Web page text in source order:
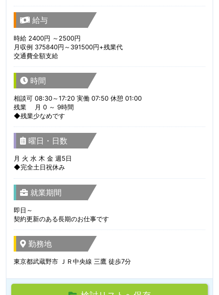
給与
時給 2400円 ～2500円
月収例 375840円～391500円+残業代
交通費全額支給
時間
相談可 08:30～17:20 実働 07:50 休憩 01:00
残業 月 0 ～ 9時間
◆残業少なめです
曜日・日数
月 火 水 木 金 週5日
◆完全土日祝休み
就業期間
即日～
契約更新のある長期のお仕事です
勤務地
東京都武蔵野市 ＪＲ中央線 三鷹 徒歩7分